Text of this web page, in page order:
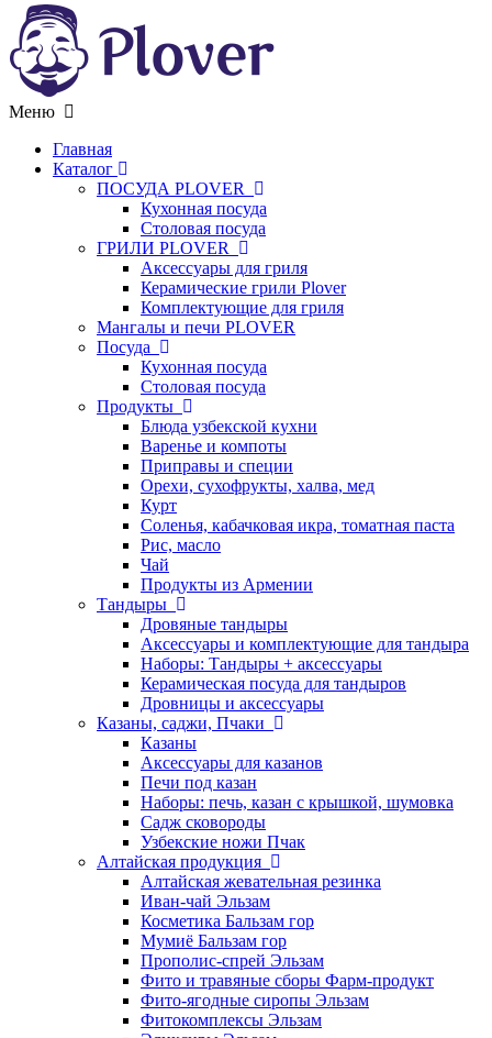
Меню
Главная
Каталог
ПОСУДА PLOVER
Кухонная посуда
Столовая посуда
ГРИЛИ PLOVER
Аксессуары для гриля
Керамические грили Plover
Комплектующие для гриля
Мангалы и печи PLOVER
Посуда
Кухонная посуда
Столовая посуда
Продукты
Блюда узбекской кухни
Варенье и компоты
Приправы и специи
Орехи, сухофрукты, халва, мед
Курт
Соленья, кабачковая икра, томатная паста
Рис, масло
Чай
Продукты из Армении
Тандыры
Дровяные тандыры
Аксессуары и комплектующие для тандыра
Наборы: Тандыры + аксессуары
Керамическая посуда для тандыров
Дровницы и аксессуары
Казаны, саджи, Пчаки
Казаны
Аксессуары для казанов
Печи под казан
Наборы: печь, казан с крышкой, шумовка
Садж сковороды
Узбекские ножи Пчак
Алтайская продукция
Алтайская жевательная резинка
Иван-чай Эльзам
Косметика Бальзам гор
Мумиё Бальзам гор
Прополис-спрей Эльзам
Фито и травяные сборы Фарм-продукт
Фито-ягодные сиропы Эльзам
Фитокомплексы Эльзам